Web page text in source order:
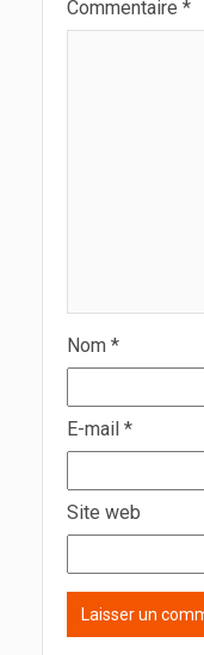
Commentaire *
Nom *
E-mail *
Site web